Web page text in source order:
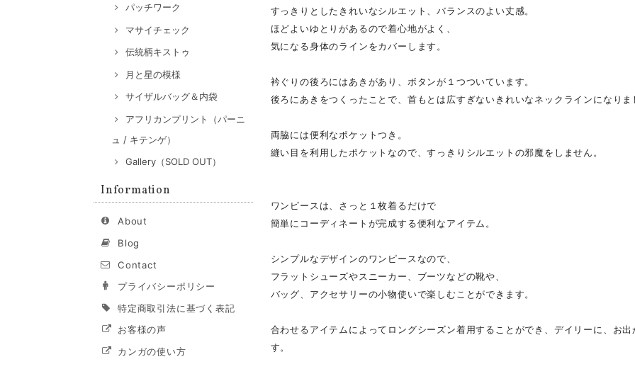
パッチワーク
マサイチェック
伝統柄キストゥ
月と星の模様
サイザルバッグ＆内袋
アフリカンプリント（パーニ
ュ / キテンゲ）
Gallery（SOLD OUT）
Information
About
Blog
Contact
プライバシーポリシー
特定商取引法に基づく表記
お客様の声
カンガの使い方
すっきりとしたきれいなシルエット、バランスのよい丈感。
ほどよいゆとりがあるので着心地がよく、
気になる身体のラインをカバーします。
衿ぐりの後ろにはあきがあり、ボタンが１つついています。
後ろにあきをつくったことで、首もとは広すぎないきれいなネックラインになりま
両脇には便利なポケットつき。
縫い目を利用したポケットなので、すっきりシルエットの邪魔をしません。
ワンピースは、さっと１枚着るだけで
簡単にコーディネートが完成する便利なアイテム。
シンプルなデザインのワンピースなので、
フラットシューズやスニーカー、ブーツなどの靴や、
バッグ、アクセサリーの小物使いで楽しむことができます。
合わせるアイテムによってロングシーズン着用することができ、デイリーに、お
す。